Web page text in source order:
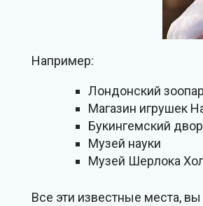
Например:
Лондонский
Магазин игрушек
Букингемский
Музей науки
Музей Шерлока
Все эти известные места,